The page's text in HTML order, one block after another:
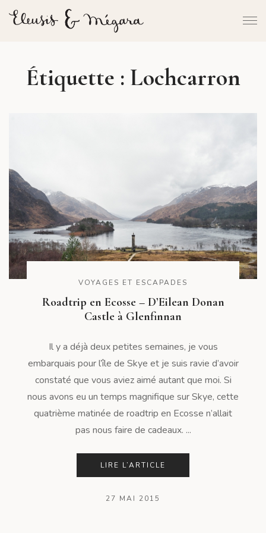
Étiquette : Lochcarron
VOYAGES ET ESCAPADES
Roadtrip en Ecosse – D’Eilean Donan
Castle à Glenfinnan
Il y a déjà deux petites semaines, je vous
embarquais pour l’île de Skye et je suis ravie d’avoir
constaté que vous aviez aimé autant que moi. Si
nous avons eu un temps magnifique sur Skye, cette
quatrième matinée de roadtrip en Ecosse n’allait
pas nous faire de cadeaux. ...
LIRE L’ARTICLE
27 MAI 2015